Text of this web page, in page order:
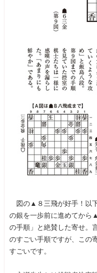
図の▲８三飛が好手！以
の銀を一歩前に進めてから
の手順」と絶賛した寄せ。
のすごい手順ですが、この
すごいです。